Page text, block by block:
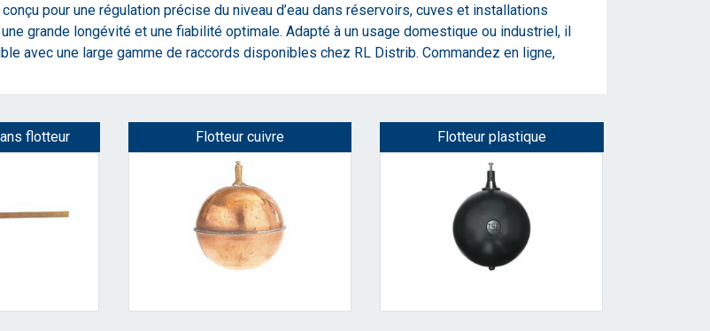
pour une régulation précise du niveau d’eau dans réservoirs, cuves et installations
grande longévité et une fiabilité optimale. Adapté à un usage domestique ou industriel, il
avec une large gamme de raccords disponibles chez RL Distrib. Commandez en ligne,
flotteur Flotteur cuivre Flotteur plastique